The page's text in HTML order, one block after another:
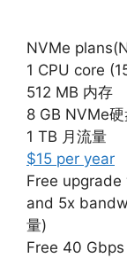
NVMe
1 CPU core
512 MB 内存
8 GB NVMe
1 TB 月流量
$15 per year
Free
and 5x
量)
Free 40